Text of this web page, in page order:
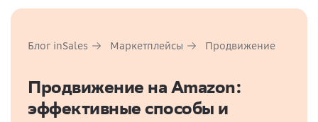
Блог inSales Маркетплейсы Продвижение
Продвижение на Amazon:
эффективные способы и